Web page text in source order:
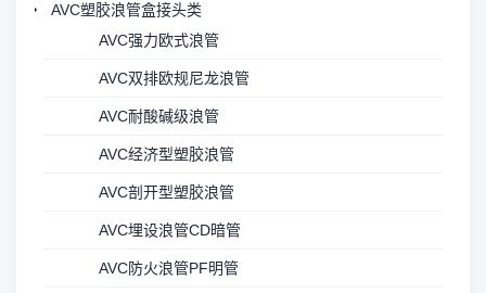
AVC塑胶浪管盒接头类
AVC强力欧式浪管
AVC双排欧规尼龙浪管
AVC耐酸碱级浪管
AVC经济型塑胶浪管
AVC剖开型塑胶浪管
AVC埋设浪管CD暗管
AVC防火浪管PF明管